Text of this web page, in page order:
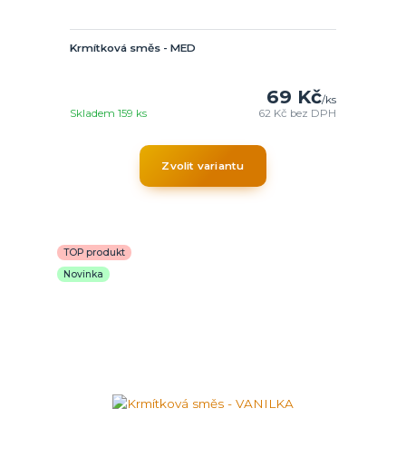
Krmítková směs - MED
69 Kč/ks
62 Kč bez DPH
Skladem 159 ks
Zvolit variantu
TOP produkt
Novinka